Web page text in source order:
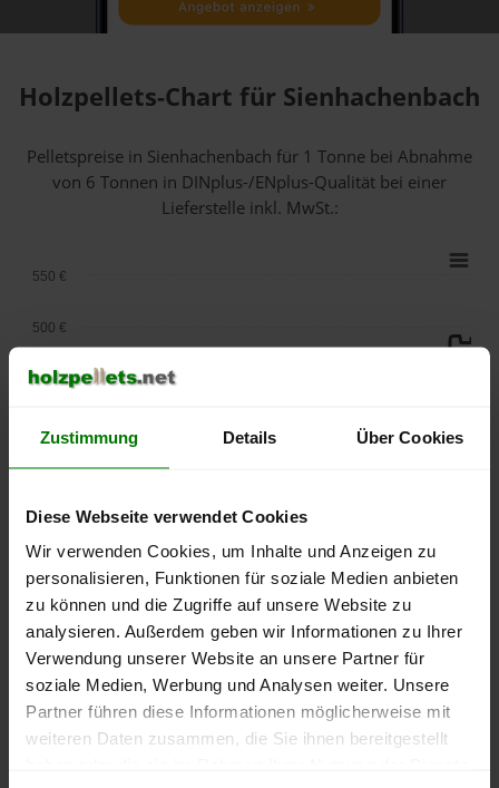
Zustimmung Details Über Cookies
Diese Webseite verwendet Cookies
Wir verwenden Cookies, um Inhalte und Anzeigen zu
personalisieren, Funktionen für soziale Medien anbieten
zu können und die Zugriffe auf unsere Website zu
analysieren. Außerdem geben wir Informationen zu Ihrer
Verwendung unserer Website an unsere Partner für
soziale Medien, Werbung und Analysen weiter. Unsere
Partner führen diese Informationen möglicherweise mit
weiteren Daten zusammen, die Sie ihnen bereitgestellt
Holzpellets-Chart für Sienhachenbach
Pelletspreise in Sienhachenbach für 1 Tonne bei Abnahme
von 6 Tonnen in DINplus-/ENplus-Qualität bei einer
Lieferstelle inkl. MwSt.:
lose Ware Sackware
September
Januar
Mai
250 €
400 €
450 €
500 €
550 €
Die aktuelle Preisentwicklung für Holzpellets in Deutschland
können Sie jederzeit auf unsererPelletspreise-Seite
nachvollziehen.